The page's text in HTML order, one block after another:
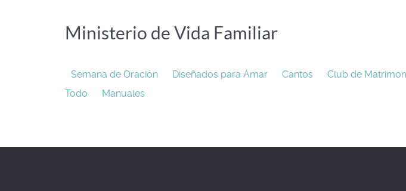
Ministerio de Vida Familiar
Semana de Oración Diseñados para Amar Cantos Club de
Todo
Manuales